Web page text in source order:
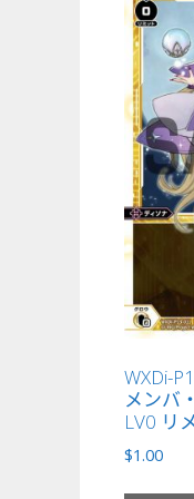
WXDi-
メンバ
LV0 リ
$1.00